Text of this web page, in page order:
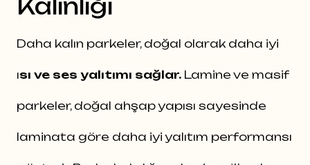
Kalınlığı
Daha kalın parkeler, doğal olarak daha iyi
ısı ve ses yalıtımı sağlar. Lamine ve masif
parkeler, doğal ahşap yapısı sayesinde
laminata göre daha iyi yalıtım performansı